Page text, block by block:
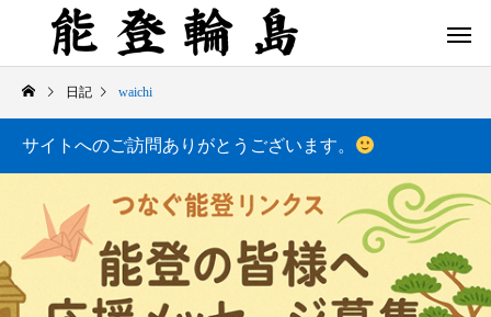
日記 waichi
サイトへのご訪問ありがとうございます。